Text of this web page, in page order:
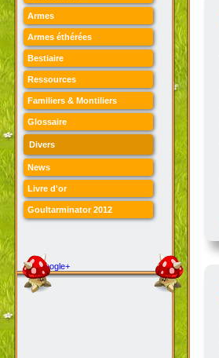
Armes
Armes éthérées
Bestiaire
Ressources
Familiers & Montiliers
Glossaire
Divers
News
Livre d'or
Goultarminator 2012
Google+